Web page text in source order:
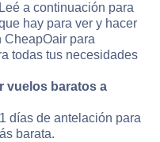
a continuación para
hay para ver y hacer
CheapOair para
todas tus necesidades
vuelos baratos a
días de antelación para
barata.